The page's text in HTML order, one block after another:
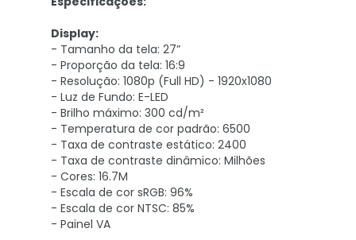
Display:
- Tamanho da tela: 27”
- Proporção da tela: 16:9
- Resolução: 1080p (Full HD) - 1920x1080
- Luz de Fundo: E-LED
- Brilho máximo: 300 cd/m²
- Temperatura de cor padrão: 6500
- Taxa de contraste estático: 2400
- Taxa de contraste dinâmico: Milhões
- Cores: 16.7M
- Escala de cor sRGB: 96%
- Escala de cor NTSC: 85%
- Painel VA